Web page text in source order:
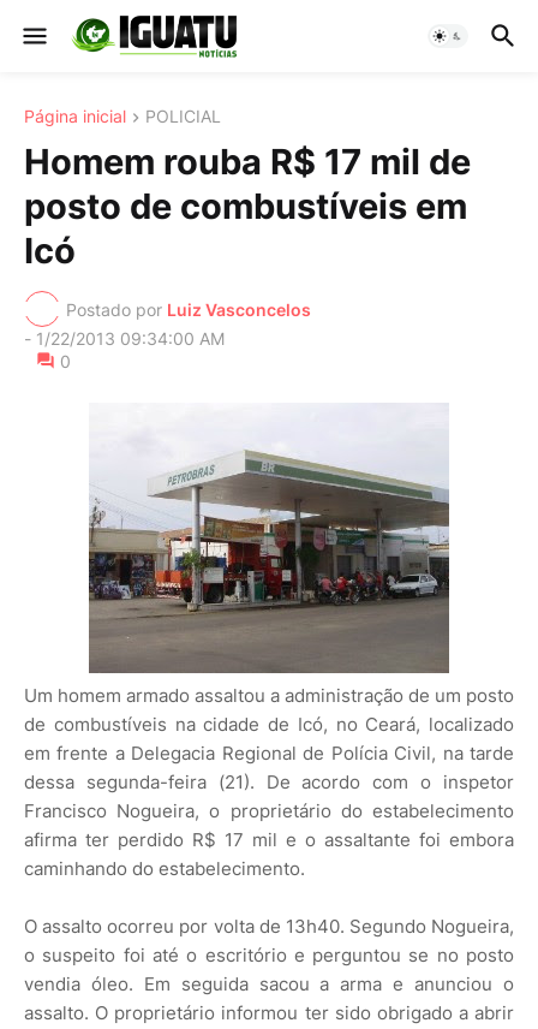
Página inicial POLICIAL
Homem rouba R$ 17 mil de
posto de combustíveis em
Icó
Postado por Luiz Vasconcelos
- 1/22/2013 09:34:00 AM
0
Um homem armado assaltou a administração de um posto
de combustíveis na cidade de Icó, no Ceará, localizado
em frente a Delegacia Regional de Polícia Civil, na tarde
dessa segunda-feira (21). De acordo com o inspetor
Francisco Nogueira, o proprietário do estabelecimento
afirma ter perdido R$ 17 mil e o assaltante foi embora
caminhando do estabelecimento.
O assalto ocorreu por volta de 13h40. Segundo Nogueira,
o suspeito foi até o escritório e perguntou se no posto
vendia óleo. Em seguida sacou a arma e anunciou o
assalto. O proprietário informou ter sido obrigado a abrir